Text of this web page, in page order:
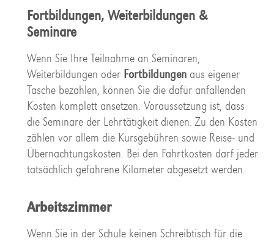
Fortbildungen, Weiterbildungen &
Seminare
Wenn Sie Ihre Teilnahme an Seminaren,
Weiterbildungen oder Fortbildungen aus eigener
Tasche bezahlen, können Sie die dafür anfallenden
Kosten komplett ansetzen. Voraussetzung ist, dass
die Seminare der Lehrtätigkeit dienen. Zu den Kosten
zählen vor allem die Kursgebühren sowie Reise- und
Übernachtungskosten. Bei den Fahrtkosten darf jeder
tatsächlich gefahrene Kilometer abgesetzt werden.
Arbeitszimmer
Wenn Sie in der Schule keinen Schreibtisch für die